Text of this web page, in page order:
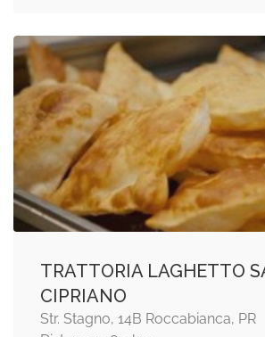
TRATTORIA LAGHETTO
CIPRIANO
Str. Stagno, 14B Roccabianca, PR